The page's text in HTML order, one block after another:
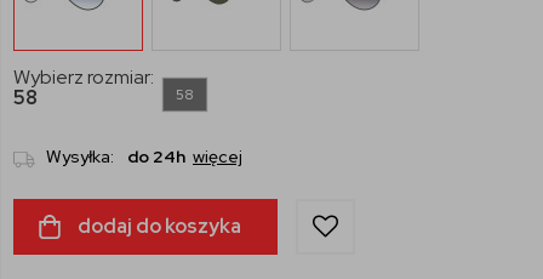
Wybierz rozmiar:
58
58
Wysyłka: do 24h więcej
dodaj do koszyka